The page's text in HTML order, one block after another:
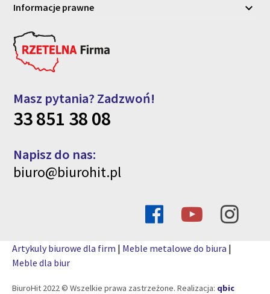
Informacje prawne 
Masz pytania? Zadzwoń!
33 851 38 08
Napisz do nas:
biuro@biurohit.pl
Artykuly biurowe dla firm | Meble metalowe do biura |
Meble dla biur
BiuroHit 2022 © Wszelkie prawa zastrzeżone. Realizacja: qbic